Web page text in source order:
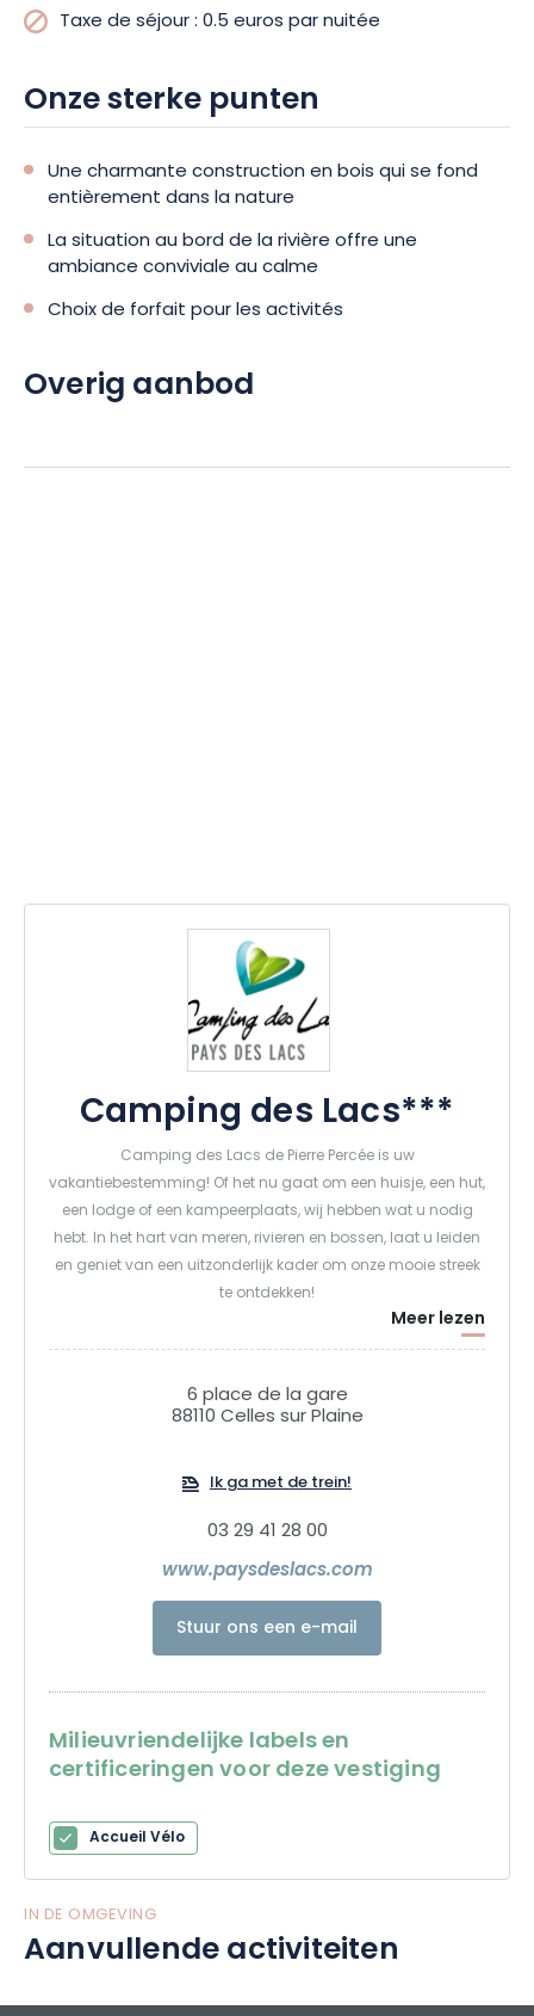
Taxe de séjour : 0.5 euros par nuitée
Onze sterke punten
Une charmante construction en bois qui se fond
entièrement dans la nature
La situation au bord de la rivière offre une
ambiance conviviale au calme
Choix de forfait pour les activités
Overig aanbod
Camping des Lacs***
Camping des Lacs de Pierre Percée is uw
vakantiebestemming! Of het nu gaat om een huisje, een hut,
een lodge of een kampeerplaats, wij hebben wat u nodig
hebt. In het hart van meren, rivieren en bossen, laat u leiden
en geniet van een uitzonderlijk kader om onze mooie streek
te ontdekken!
Wat als u onvergetelijke momenten komt beleven in Pierre-
Percée Pays des Lacs! Neem een duik in onze zwembaden,
ontdek het meer in een kano, verken de boomtoppen met
drankje...
Een verblijf in Pierre-Percée betekent een ruime keuze aan
activiteiten (recreatieparken, wandeltochten, pretparken...),
de ideale plaats om een goede familievakantie door te
Meer lezen
6 place de la gare
88110 Celles sur Plaine
Ik ga met de trein!
03 29 41 28 00
www.paysdeslacs.com
Stuur ons een e-mail
Milieuvriendelijke labels en
certificeringen voor deze vestiging
Accueil Vélo
IN DE OMGEVING
Aanvullende activiteiten